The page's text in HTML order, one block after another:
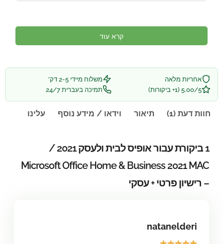
קרא עוד
אחריות מלאה
משלוח מיידי 2-5 דק'
5.00/5 (1+ ביקורות)
תמיכה בעברית 24/7
חוות דעת (1) תיאור וידאו / מידע נוסף עלינו
1 ביקורת עבור
אופיס לבית ולעסק 2021 /
Microsoft Office Home & Business 2021 MAC
– רישיון פרטי + עסקי
natanelderi